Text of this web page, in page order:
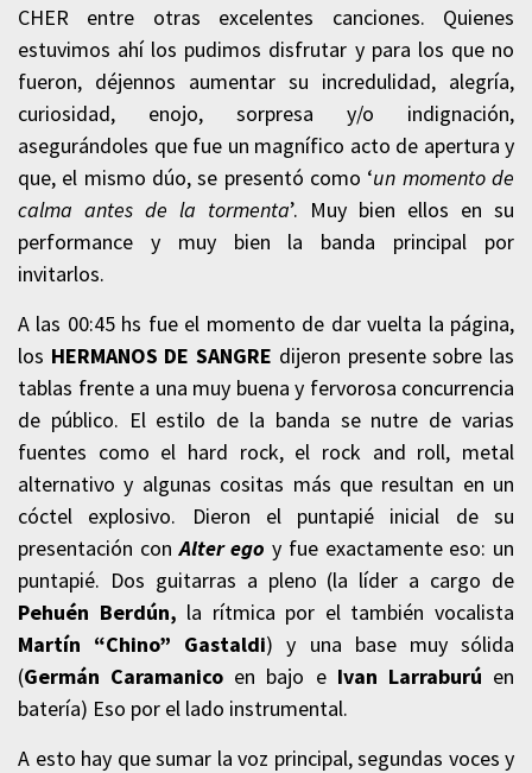
CHER entre otras excelentes canciones. Quienes
estuvimos ahí los pudimos disfrutar y para los que no
fueron, déjennos aumentar su incredulidad, alegría,
curiosidad, enojo, sorpresa y/o indignación,
asegurándoles que fue un magnífico acto de apertura y
que, el mismo dúo, se presentó como ‘un momento de
calma antes de la tormenta’. Muy bien ellos en su
performance y muy bien la banda principal por
invitarlos.
A las 00:45 hs fue el momento de dar vuelta la página,
los HERMANOS DE SANGRE dijeron presente sobre las
tablas frente a una muy buena y fervorosa concurrencia
de público. El estilo de la banda se nutre de varias
fuentes como el hard rock, el rock and roll, metal
alternativo y algunas cositas más que resultan en un
cóctel explosivo. Dieron el puntapié inicial de su
presentación conAlter ego y fue exactamente eso: un
puntapié. Dos guitarras a pleno (la líder a cargo de
Pehuén Berdún, la rítmica por el también vocalista
Martín “Chino” Gastaldi) y una base muy sólida
(Germán Caramanico en bajo e Ivan Larraburú en
batería) Eso por el lado instrumental.
A esto hay que sumar la voz principal, segundas voces y